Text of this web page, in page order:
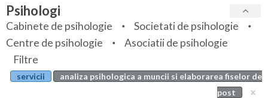
Bihor
Bistrita-Nasaud
Botosani
Specialitati
Servicii
Articole
Evenimente
Psihologi
Cabinete de psihologie
Societati de psihologie
Centre de psihologie
Asociatii de psihologie
Filtre
servicii
analiza psihologica a muncii si elaborarea fiselor de
post